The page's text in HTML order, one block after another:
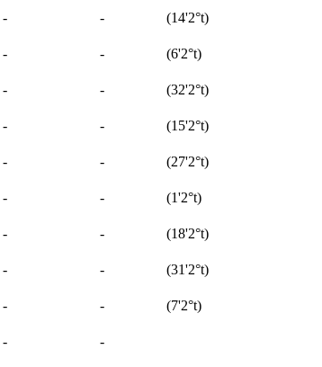
- - (14'2°t)
- - (6'2°t)
- - (32'2°t)
- - (15'2°t)
- - (27'2°t)
- - (1'2°t)
- - (18'2°t)
- - (31'2°t)
- - (7'2°t)
-
-